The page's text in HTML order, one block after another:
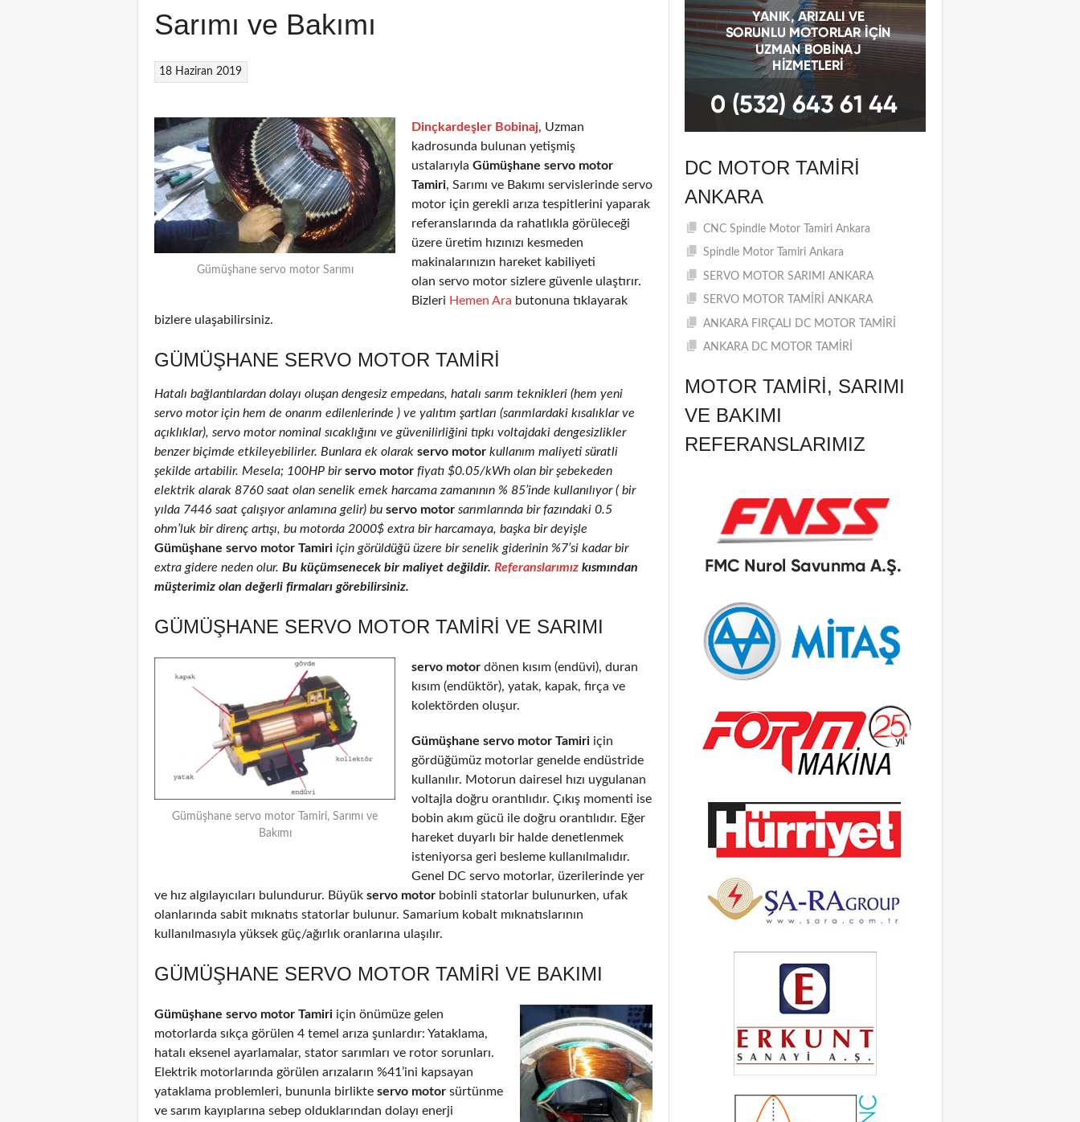
Sarımı ve Bakımı
18 Haziran 2019
Gümüşhane servo motor Sarımı
Dinçkardeşler Bobinaj, Uzman
kadrosunda bulunan yetişmiş
ustalarıyla Gümüşhane servo motor
Tamiri, Sarımı ve Bakımı servislerinde servo
motor için gerekli arıza tespitlerini yaparak
referanslarında da rahatlıkla görüleceği
üzere üretim hızınızı kesmeden
makinalarınızın hareket kabiliyeti
olan servo motor sizlere güvenle ulaştırır.
Bizleri Hemen Ara butonuna tıklayarak
bizlere ulaşabilirsiniz.
GÜMÜŞHANE SERVO MOTOR TAMIRI
Hatalı bağlantılardan dolayı oluşan dengesiz empedans, hatalı sarım teknikleri (hem yeni
servo motor için hem de onarım edilenlerinde ) ve yalıtım şartları (sarımlardaki kısalıklar ve
açıklıklar), servo motor nominal sıcaklığını ve güvenilirliğini tıpkı voltajdaki dengesizlikler
benzer biçimde etkileyebilirler. Bunlara ek olarak servo motor kullanım maliyeti süratli
şekilde artabilir. Mesela; 100HP birservo motor fiyatı $0.05/kWh olan bir şebekeden
elektrik alarak 8760 saat olan senelik emek harcama zamanının % 85’inde kullanılıyor ( bir
yılda 7446 saat çalışıyor anlamına gelir) bu servo motor sarımlarında bir fazındaki 0.5
ohm’luk bir direnç artışı, bu motorda 2000$ extra bir harcamaya, başka bir deyişle
Gümüşhane servo motor Tamiri için görüldüğü üzere bir senelik giderinin %7’si kadar bir
extra gidere neden olur. Bu küçümsenecek bir maliyet değildir. Referanslarımız kısmından
müşterimiz olan değerli firmaları görebilirsiniz.
GÜMÜŞHANE SERVO MOTOR TAMIRI VE SARIMI
Gümüşhane servo motor Tamiri, Sarımı ve
Bakımı
servo motor dönen kısım (endüvi), duran
kısım (endüktör), yatak, kapak, fırça ve
kolektörden oluşur.
Gümüşhane servo motor Tamiri için
gördüğümüz motorlar genelde endüstride
kullanılır. Motorun dairesel hızı uygulanan
voltajla doğru orantılıdır. Çıkış momenti ise
bobin akım gücü ile doğru orantılıdır. Eğer
hareket duyarlı bir halde denetlenmek
isteniyorsa geri besleme kullanılmalıdır.
Genel DC servo motorlar, üzerilerinde yer
ve hız algılayıcıları bulundurur. Büyük servo motor bobinli statorlar bulunurken, ufak
olanlarında sabit mıknatıs statorlar bulunur. Samarium kobalt mıknatıslarının
kullanılmasıyla yüksek güç/ağırlık oranlarına ulaşılır.
GÜMÜŞHANE SERVO MOTOR TAMIRI VE BAKIMI
Gümüşhane servo motor Tamiri için önümüze gelen
motorlarda sıkça görülen 4 temel arıza şunlardır: Yataklama,
hatalı eksenel ayarlamalar, stator sarımları ve rotor sorunları.
Elektrik motorlarında görülen arızaların %41’ini kapsayan
yataklama problemleri, bununla birlikte servo motor sürtünme
ve sarım kayıplarına sebep olduklarından dolayı enerji
DC MOTOR TAMIRI
ANKARA
CNC Spindle Motor Tamiri Ankara
Spindle Motor Tamiri Ankara
SERVO MOTOR SARIMI ANKARA
SERVO MOTOR TAMİRİ ANKARA
ANKARA FIRÇALI DC MOTOR TAMİRİ
ANKARA DC MOTOR TAMİRİ
MOTOR TAMIRI, SARIMI
VE BAKIMI
REFERANSLARIMIZ